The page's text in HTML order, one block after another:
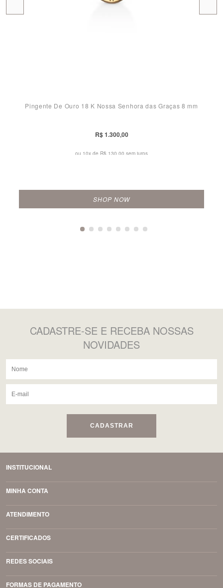
Pingente De Ouro 18 K Nossa Senhora das Graças 8 mm
R$ 1.300,00
ou 10x de R$ 130,00 sem juros
SHOP NOW
CADASTRE-SE E RECEBA NOSSAS
NOVIDADES
CADASTRAR
INSTITUCIONAL
MINHA CONTA
ATENDIMENTO
CERTIFICADOS
REDES SOCIAIS
FORMAS DE PAGAMENTO